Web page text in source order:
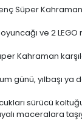
Süper
oyuncağı ve 2
Kahraman
günü, yılbaşı ya
sürücü
maceralara